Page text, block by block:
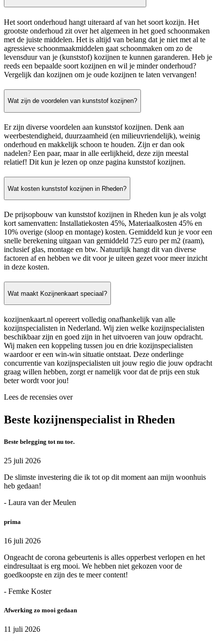
Het soort onderhoud hangt uiteraard af van het soort kozijn. Het
grootste onderhoud zit over het algemeen in het goed schoonmaken
met de juiste middelen. Het is altijd van belang dat je niet met al te
agressieve schoonmaakmiddelen gaat schoonmaken om zo de
levensduur van je (kunststof) kozijnen te kunnen garanderen. Heb je
reeds een bepaalde soort kozijnen en wil je minder onderhoud?
Vergelijk dan kozijnen om je oude kozijnen te laten vervangen!
Wat zijn de voordelen van kunststof kozijnen?
Er zijn diverse voordelen aan kunststof kozijnen. Denk aan
weerbestendigheid, duurzaamheid (en milieuvriendelijk), weinig
onderhoud en makkelijk schoon te houden. Zijn er dan ook
nadelen? Een paar, maar in alle eerlijkheid, deze zijn meestal
relatief! Dit kun je lezen op onze pagina kunststof kozijnen.
Wat kosten kunststof kozijnen in Rheden?
De prijsopbouw van kunststof kozijnen in Rheden kun je als volgt
kort samenvatten: Installatiekosten 45%, Materiaalkosten 45% en
10% overige (sloop en montage) kosten. Gemiddeld kun je voor een
snelle berekening uitgaan van gemiddeld 725 euro per m2 (raam),
inclusief glas, montage en btw. Natuurlijk hangt dit van diverse
factoren af en hebben we dit voor je uiteen gezet voor meer inzicht
in deze kosten.
Wat maakt Kozijnenkaart speciaal?
kozijnenkaart.nl opereert volledig onafhankelijk van alle
kozijnspecialisten in Nederland. Wij zien welke kozijnspecialisten
beschikbaar zijn en goed zijn in het uitvoeren van jouw opdracht.
Wij maken een koppeling tussen jou en drie kozijnspecialisten
waardoor er een win-win situatie ontstaat. Deze onderlinge
concurrentie van kozijnspecialisten uit jouw regio die jouw opdracht
graag willen hebben, zorgt er namelijk voor dat de prijs een stuk
beter wordt voor jou!
Lees de recensies over
Beste kozijnenspecialist in Rheden
Beste belegging tot nu toe.
25 juli 2026
De slimste investering die ik tot op dit moment aan mijn woonhuis
heb gedaan!
- Laura van der Meulen
prima
16 juli 2026
Ongeacht de corona gebeurtenis is alles opperbest verlopen en het
eindresultaat is erg mooi. We hebben niet gekozen voor de
goedkoopste en zijn des te meer content!
- Femke Koster
Afwerking zo mooi gedaan
11 juli 2026